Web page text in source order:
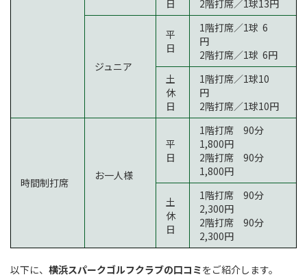
日 2階打席／1球13円
ジュニア
平
日
1階打席／1球 6
円
2階打席／1球 6円
土
休
日
1階打席／1球10
円
2階打席／1球10円
時間制打席
お一人様
平
日
1階打席 90分
1,800円
2階打席 90分
1,800円
土
休
日
1階打席 90分
2,300円
2階打席 90分
2,300円
以下に、 横浜スパークゴルフクラブの口コミをご紹介します。